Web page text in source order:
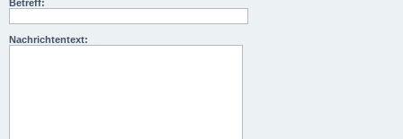
Betreff:
Nachrichtentext: